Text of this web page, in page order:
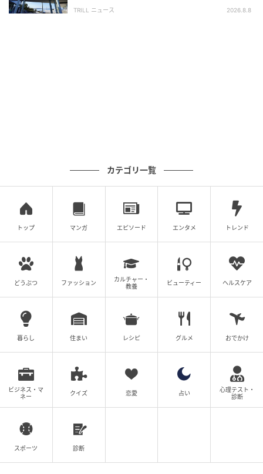
実」
TRILL ニュース 2026.8.8
カテゴリ一覧
トップ マンガ エピソード エンタメ トレンド
どうぶつ ファッション
カルチャー・
教養
ビューティー ヘルスケア
暮らし 住まい レシピ グルメ おでかけ
ビジネス・マ
ネー
クイズ 恋愛 占い
心理テスト・
診断
スポーツ 診断